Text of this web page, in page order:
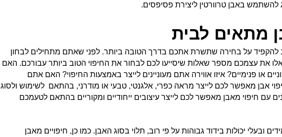
להשתמש באבן טרוורטין ליצירת פסיפסים.
מתאים לבית
להקפיד על בחירה שתשרת אתכם בדרך הטובה ביותר. לפני שאתם מתחילים לבחון
את עצמכם מספר שאלות שיסייעו לכם לבחור את החיפוי הטוב ביותר עבורכם. האם
או פנימיים? איזו אווירה אתם מעוניינים לייצר באמצעות החיפוי? האם אתם
אבן מאפשר לכם לייצר מראה כפרי, אלגנטי, טבעי או מודרני, בהתאם לשימוש ולסוג
עם חיפוי מאבן מאפשר לכם לייצר עיצובים ייחודיים ומקוריים בהתאם לטעמכם
ובעלי יכולות בידוד גבוהות על פי רוב, תלוי בסוג האבן. כמו כן, חיפויים מאבן